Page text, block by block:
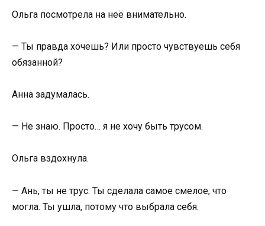
Ольга посмотрела на неё внимательно.
— Ты правда хочешь? Или просто чувствуешь себя
обязанной?
Анна задумалась.
— Не знаю. Просто… я не хочу быть трусом.
Ольга вздохнула.
— Ань, ты не трус. Ты сделала самое смелое, что
могла. Ты ушла, потому что выбрала себя.